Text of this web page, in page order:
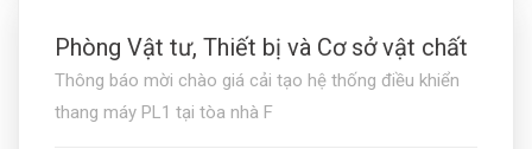
Phòng Vật tư, Thiết bị và Cơ sở vật chất
Thông báo mời chào giá cải tạo hệ thống điều khiển
thang máy PL1 tại tòa nhà F